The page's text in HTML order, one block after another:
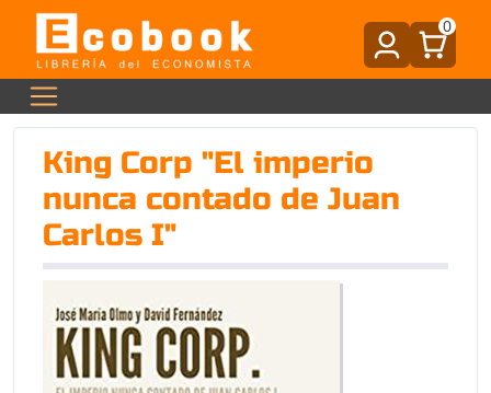
0
King Corp "El imperio
nunca contado de Juan
Carlos I"